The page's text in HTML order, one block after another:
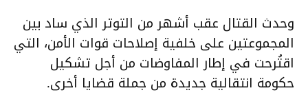
وحدث القتال عقب أشهر من التوتر الذي ساد بين
المجموعتين على خلفية إصلاحات قوات الأمن، التي
اقتُرحت في إطار المفاوضات من أجل تشكيل
حكومة انتقالية جديدة من جملة قضايا أخرى.